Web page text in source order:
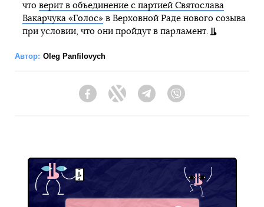
что верит в объединение с партией Святослава
Вакарчука «Голос»в Верховной Раде нового созыва
при условии, что они пройдут в парламент.
Автор: Oleg Panfilovych
FacebookTwitter Telegram